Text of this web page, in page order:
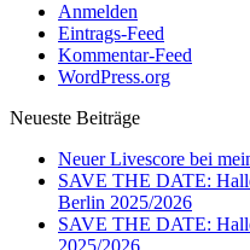
Anmelden
Eintrags-Feed
Kommentar-Feed
WordPress.org
Neueste Beiträge
Neuer Livescore bei
SAVE THE DATE:
Berlin 2025/2026
SAVE THE DATE: